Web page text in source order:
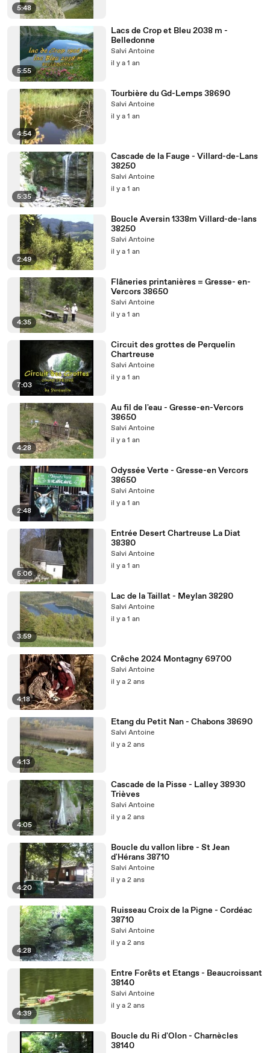
5:48
5:55
Lacs de Crop et Bleu 2038 m -
Belledonne
Salvi Antoine
il y a 1 an
4:54
Tourbière du Gd-Lemps 38690
Salvi Antoine
il y a 1 an
5:35
Cascade de la Fauge - Villard-de-Lans
38250
Salvi Antoine
il y a 1 an
2:49
Boucle Aversin 1338m Villard-de-lans
38250
Salvi Antoine
il y a 1 an
4:35
Flâneries printanières = Gresse- en-
Vercors 38650
Salvi Antoine
il y a 1 an
7:03
Circuit des grottes de Perquelin
Chartreuse
Salvi Antoine
il y a 1 an
4:28
Au fil de l'eau - Gresse-en-Vercors
38650
Salvi Antoine
il y a 1 an
2:48
Odyssée Verte - Gresse-en Vercors
38650
Salvi Antoine
il y a 1 an
5:06
Entrée Desert Chartreuse La Diat
38380
Salvi Antoine
il y a 1 an
3:59
Lac de la Taillat - Meylan 38280
Salvi Antoine
il y a 1 an
4:18
Crêche 2024 Montagny 69700
Salvi Antoine
il y a 2 ans
4:13
Etang du Petit Nan - Chabons 38690
Salvi Antoine
il y a 2 ans
4:05
Cascade de la Pisse - Lalley 38930
Trièves
Salvi Antoine
il y a 2 ans
4:20
Boucle du vallon libre - St Jean
d'Hérans 38710
Salvi Antoine
il y a 2 ans
4:28
Ruisseau Croix de la Pigne - Cordéac
38710
Salvi Antoine
il y a 2 ans
4:39
Entre Forêts et Etangs - Beaucroissant
38140
Salvi Antoine
il y a 2 ans
Boucle du Ri d'Olon - Charnècles
38140